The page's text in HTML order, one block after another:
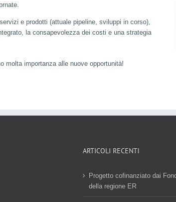
e prodotti (attuale pipeline, sviluppi in corso),
la consapevolezza dei costi e una strategia
molta importanza alle nuove opportunità!
ARTICOLI RECENTI
Progetto cofinanziato dai
della regione ER